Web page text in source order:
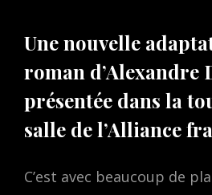
Une nouvelle
roman d’Alexandre
présentée dans la
salle de l’Alliance
C’est avec beaucoup de